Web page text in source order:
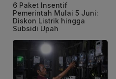
6 Paket Insentif
Pemerintah Mulai 5 Juni:
Diskon Listrik hingga
Subsidi Upah